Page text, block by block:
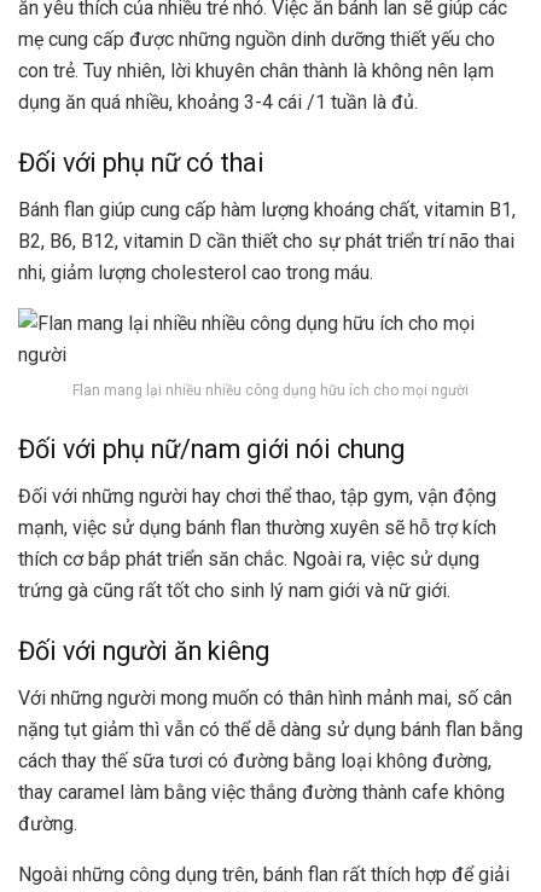
ăn yêu thích của nhiều trẻ nhỏ. Việc ăn bánh lan sẽ giúp các
mẹ cung cấp được những nguồn dinh dưỡng thiết yếu cho
con trẻ. Tuy nhiên, lời khuyên chân thành là không nên lạm
dụng ăn quá nhiều, khoảng 3-4 cái /1 tuần là đủ.
Đối với phụ nữ có thai
Bánh flan giúp cung cấp hàm lượng khoáng chất, vitamin B1,
B2, B6, B12, vitamin D cần thiết cho sự phát triển trí não thai
nhi, giảm lượng cholesterol cao trong máu.
Flan mang lại nhiều nhiều công dụng hữu ích cho mọi người
Đối với phụ nữ/nam giới nói chung
Đối với những người hay chơi thể thao, tập gym, vận động
mạnh, việc sử dụng bánh flan thường xuyên sẽ hỗ trợ kích
thích cơ bắp phát triển săn chắc. Ngoài ra, việc sử dụng
trứng gà cũng rất tốt cho sinh lý nam giới và nữ giới.
Đối với người ăn kiêng
Với những người mong muốn có thân hình mảnh mai, số cân
nặng tụt giảm thì vẫn có thể dễ dàng sử dụng bánh flan bằng
cách thay thế sữa tươi có đường bằng loại không đường,
thay caramel làm bằng việc thắng đường thành cafe không
đường.
Ngoài những công dụng trên, bánh flan rất thích hợp để giải